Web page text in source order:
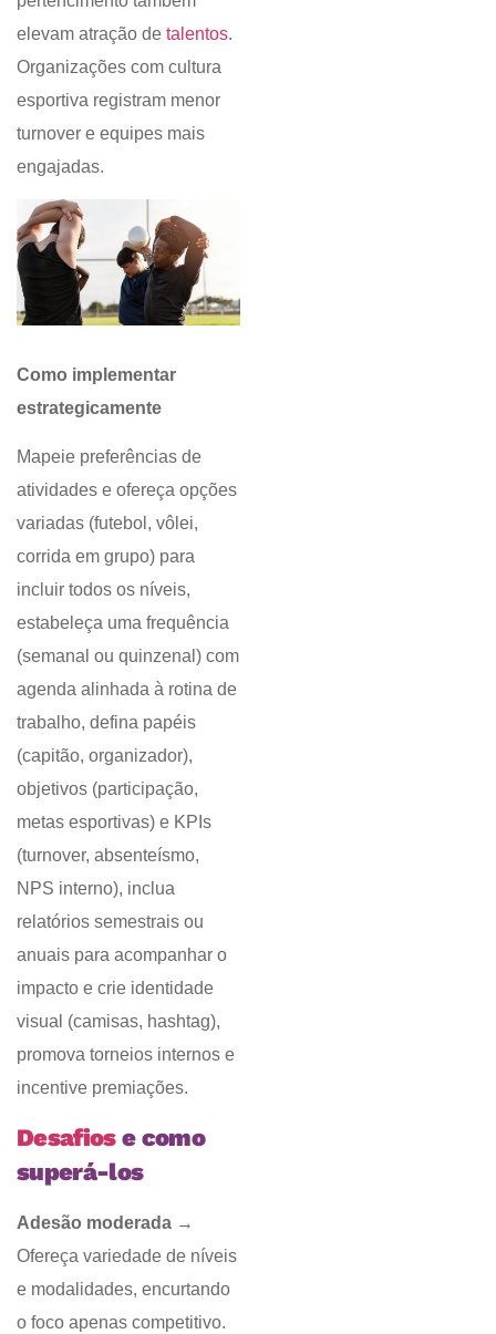
elevam atração de talentos.
Organizações com cultura
esportiva registram menor
turnover e equipes mais
engajadas.
Como implementar
estrategicamente
Mapeie preferências de
atividades e ofereça opções
variadas (futebol, vôlei,
corrida em grupo) para
incluir todos os níveis,
estabeleça uma frequência
(semanal ou quinzenal) com
agenda alinhada à rotina de
trabalho, defina papéis
(capitão, organizador),
objetivos (participação,
metas esportivas) e KPIs
(turnover, absenteísmo,
NPS interno), inclua
relatórios semestrais ou
anuais para acompanhar o
impacto e crie identidade
visual (camisas, hashtag),
promova torneios internos e
incentive premiações.
Desafiose como
superá-los
Adesão moderada →
Ofereça variedade de níveis
e modalidades, encurtando
o foco apenas competitivo.